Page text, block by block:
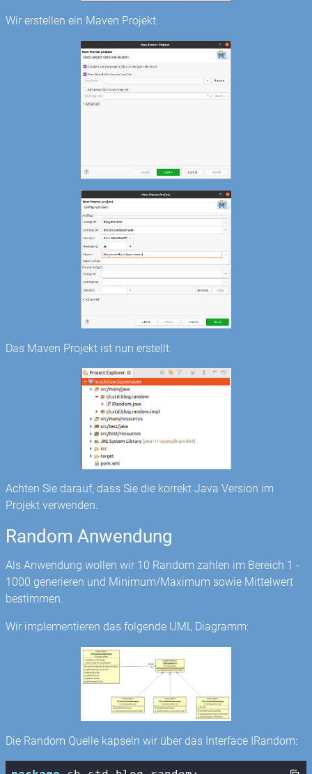
Wir erstellen ein Maven Projekt:
Das Maven Projekt ist nun erstellt:
Achten Sie darauf, dass Sie die korrekt Java Version im
Projekt verwenden.
Random Anwendung
Als Anwendung wollen wir 10 Random zahlen im Bereich 1 -
1000 generieren und Minimum/Maximum sowie Mittelwert
bestimmen.
Wir implementieren das folgende UML Diagramm:
Die Random Quelle kapseln wir über das Interface IRandom: